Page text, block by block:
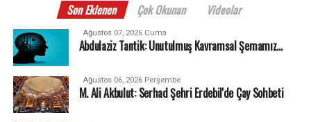
Son Eklenen Çok Okunan Videolar
Ağustos 07, 2026 Cuma
Abdulaziz Tantik: Unutulmuş Kavramsal Şemamız…
Ağustos 06, 2026 Perşembe
M. Ali Akbulut: Serhad Şehri Erdebil'de Çay Sohbeti